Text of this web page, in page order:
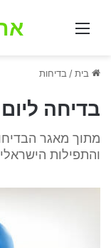
תפריט
בית/ בדיחות
בדיחה
מתוך מאגר
והתפילות הישראלי